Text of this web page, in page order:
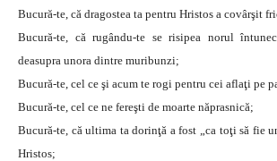
Bucură-te, că dragostea ta pentru Hristos a covârşit
Bucură-te, că rugându-te se risipea norul
deasupra unora dintre muribunzi;
Bucură-te, cel ce şi acum te rogi pentru cei aflaţi pe
Bucură-te, cel ce ne fereşti de moarte năprasnică;
Bucură-te, că ultima ta dorinţă a fost „ca toţi să fie
Hristos;